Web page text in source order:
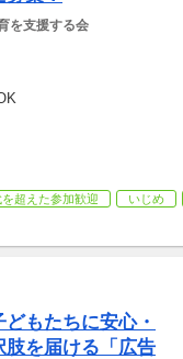
を支援する会
超えた参加歓迎 いじめ
どもたちに安心・
肢を届ける「広告